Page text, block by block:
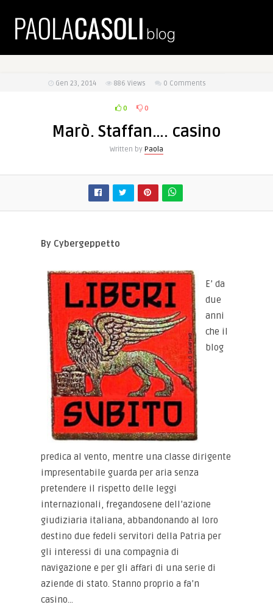
Gen 23, 2014 886 Views 0 Comments
0 0
Marò. Staffan…. casino
Written by Paola
By Cybergeppetto
E’ da
due
anni
che il
blog
predica al vento, mentre una classe dirigente
impresentabile guarda per aria senza
pretendere il rispetto delle leggi
internazionali, fregandosene dell’azione
giudiziaria italiana, abbandonando al loro
destino due fedeli servitori della Patria per
gli interessi di una compagnia di
navigazione e per gli affari di una serie di
aziende di stato. Stanno proprio a fa’n
casino…